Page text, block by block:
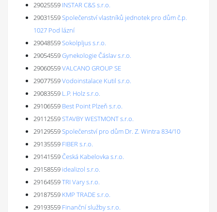
29025559 INSTAR C&S s.r.o.
29031559Společenství vlastníků jednotek pro dům č.p.
1027 Pod lázní
29048559Sokolpljus s.r.o.
29054559Gynekologie Čáslav s.r.o.
29060559VALCANO GROUP SE
29077559Vodoinstalace Kutil s.r.o.
29083559 L.P. Holz s.r.o.
29106559 Best Point Plzeň s.r.o.
29112559STAVBY WESTMONT s.r.o.
29129559Společenství pro dům Dr. Z. Wintra 834/10
29135559 FIBER s.r.o.
29141559Česká Kabelovka s.r.o.
29158559 idealizol s.r.o.
29164559TRI Vary s.r.o.
29187559 KMP TRADE s.r.o.
29193559 Finanční služby s.r.o.